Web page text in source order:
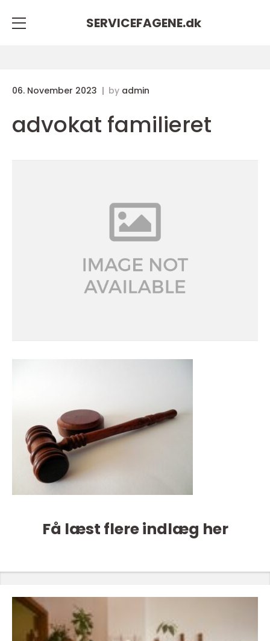
SERVICEFAGENE.dk
06. November 2023 by admin
advokat familieret
Få læst flere indlæg her